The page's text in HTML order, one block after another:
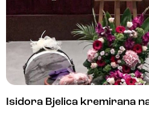
Isidora Bjelica kremirana